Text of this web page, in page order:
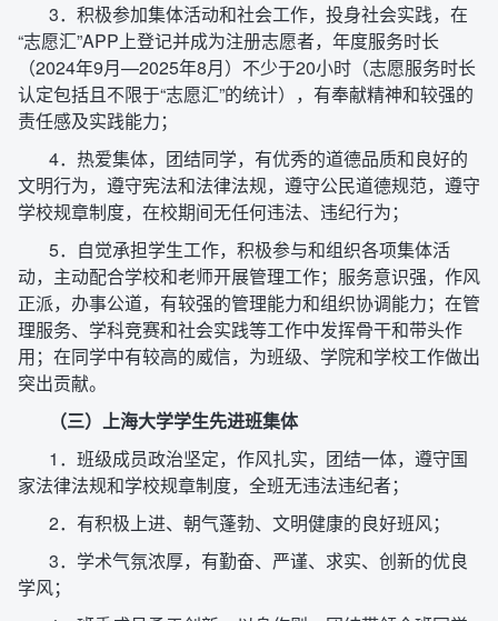
3．积极参加集体活动和社会工作，投身社会实践，在
“志愿汇”APP上登记并成为注册志愿者，年度服务时长
（2024年9月—2025年8月）不少于20小时（志愿服务时长
认定包括且不限于“志愿汇”的统计），有奉献精神和较强的
责任感及实践能力；
4．热爱集体，团结同学，有优秀的道德品质和良好的
文明行为，遵守宪法和法律法规，遵守公民道德规范，遵守
学校规章制度，在校期间无任何违法、违纪行为；
5．自觉承担学生工作，积极参与和组织各项集体活
动，主动配合学校和老师开展管理工作；服务意识强，作风
正派，办事公道，有较强的管理能力和组织协调能力；在管
理服务、学科竞赛和社会实践等工作中发挥骨干和带头作
用；在同学中有较高的威信，为班级、学院和学校工作做出
突出贡献。
（三）上海大学学生先进班集体
1．班级成员政治坚定，作风扎实，团结一体，遵守国
家法律法规和学校规章制度，全班无违法违纪者；
2．有积极上进、朝气蓬勃、文明健康的良好班风；
3．学术气氛浓厚，有勤奋、严谨、求实、创新的优良
学风；